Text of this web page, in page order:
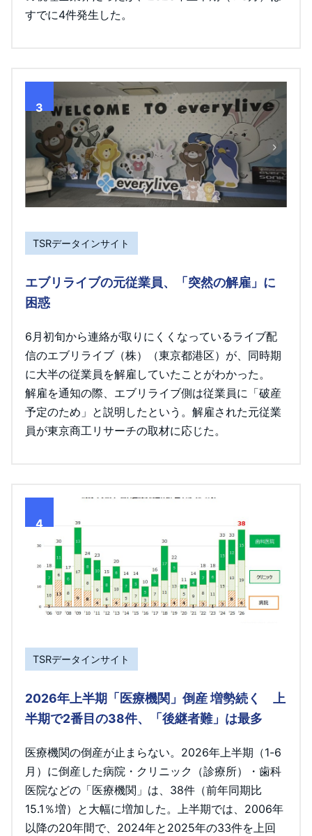
すでに4件発生した。
3
TSRデータインサイト
エブリライブの元従業員、「突然の解雇」に
困惑
6月初旬から連絡が取りにくくなっているライブ配
信のエブリライブ（株）（東京都港区）が、同時期
に大半の従業員を解雇していたことがわかった。
解雇を通知の際、エブリライブ側は従業員に「破産
予定のため」と説明したという。解雇された元従業
員が東京商工リサーチの取材に応じた。
4
TSRデータインサイト
2026年上半期「医療機関」倒産 増勢続く 上
半期で2番目の38件、「後継者難」は最多
医療機関の倒産が止まらない。2026年上半期（1-6
月）に倒産した病院・クリニック（診療所）・歯科
医院などの「医療機関」は、38件（前年同期比
15.1％増）と大幅に増加した。上半期では、2006年
以降の20年間で、2024年と2025年の33件を上回